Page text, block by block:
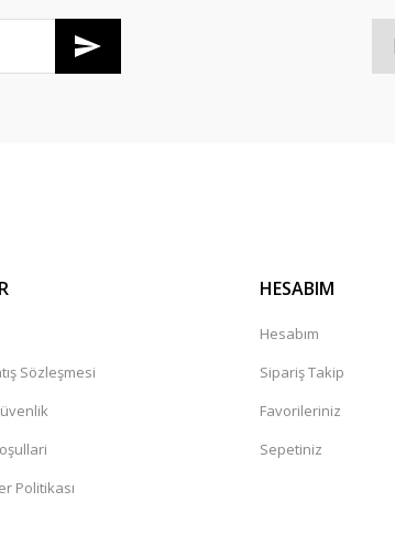
Sözleşmesi
Politikası
HESABIM
Hesabım
Sipariş Takip
Favorileriniz
Sepetiniz